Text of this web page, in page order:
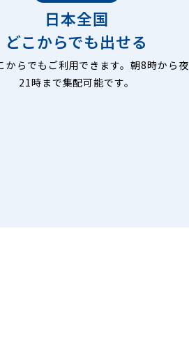
日本全国
どこからでも出せる
からでもご利用できます。朝8時から夜
21時まで集配可能です。